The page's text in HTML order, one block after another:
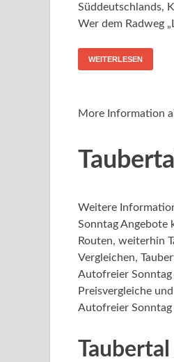
Süddeutschlands,
Wer dem Radweg
WEITERLESEN
More Information
Weitere
Sonntag Angebote
Routen, weiterhin
Vergleichen,
Autofreier Sonntag
Preisvergleiche
Autofreier Sonntag